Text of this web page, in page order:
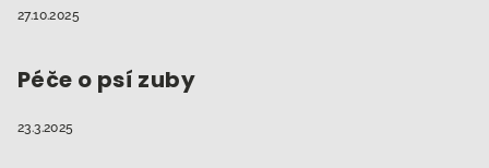
27.10.2025
Péče o psí zuby
23.3.2025